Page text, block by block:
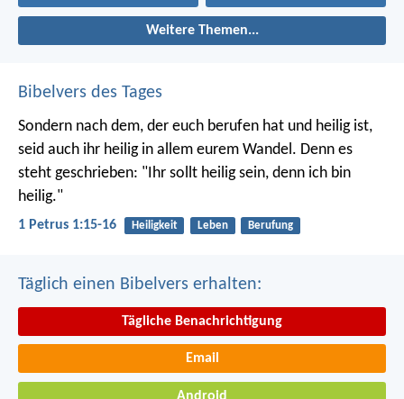
Weitere Themen...
Bibelvers des Tages
Sondern nach dem, der euch berufen hat und heilig ist,
seid auch ihr heilig in allem eurem Wandel. Denn es
steht geschrieben: "Ihr sollt heilig sein, denn ich bin
heilig."
1 Petrus 1:15-16 Heiligkeit Leben Berufung
Täglich einen Bibelvers erhalten:
Tägliche Benachrichtigung
Email
Android